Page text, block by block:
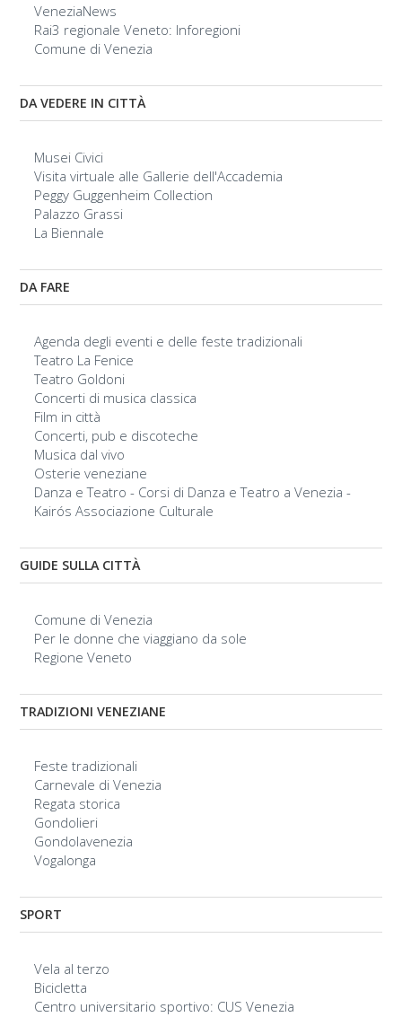
VeneziaNews
Rai3 regionale Veneto: Inforegioni
Comune di Venezia
DA VEDERE IN CITTÀ
Musei Civici
Visita virtuale alle Gallerie dell'Accademia
Peggy Guggenheim Collection
Palazzo Grassi
La Biennale
DA FARE
Agenda degli eventi e delle feste tradizionali
Teatro La Fenice
Teatro Goldoni
Concerti di musica classica
Film in città
Concerti, pub e discoteche
Musica dal vivo
Osterie veneziane
Danza e Teatro - Corsi di Danza e Teatro a Venezia -
Kairós Associazione Culturale
GUIDE SULLA CITTÀ
Comune di Venezia
Per le donne che viaggiano da sole
Regione Veneto
TRADIZIONI VENEZIANE
Feste tradizionali
Carnevale di Venezia
Regata storica
Gondolieri
Gondolavenezia
Vogalonga
SPORT
Vela al terzo
Bicicletta
Centro universitario sportivo: CUS Venezia